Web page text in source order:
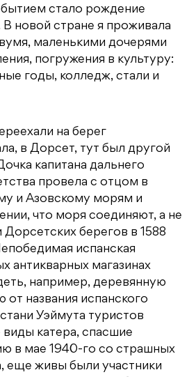
стало рождение
новой стране я проживала
маленькими дочерями
погружения в культуру:
годы, колледж, стали и
на берег
в Дорсет, тут был другой
капитана дальнего
провела с отцом в
и Азовскому морям и
что моря соединяют, а не
Дорсетских берегов в 1588
испанская
антикварных магазинах
например, деревянную
от названия испанского
Уэймута туристов
катера, спасшие
в мае 1940-го со страшных
еще живы были участники